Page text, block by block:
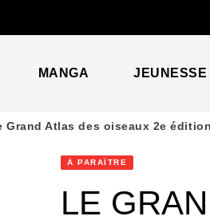
MANGA JEUNESSE
Grand Atlas des oiseaux 2e édition
À PARAÎTRE
LE